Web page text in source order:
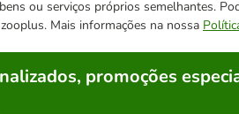
ou serviços próprios semelhantes.
Mais informações na nossa
promoções